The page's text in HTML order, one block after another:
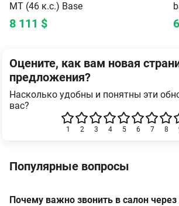
MT (46 к.с.) Base
8 111 $
Оцените, как вам новая
предложения?
Насколько удобны и понятны эти
вас?
8
7
6
5
4
3
2
1
Популярные вопросы
Почему важно звонить в салон через